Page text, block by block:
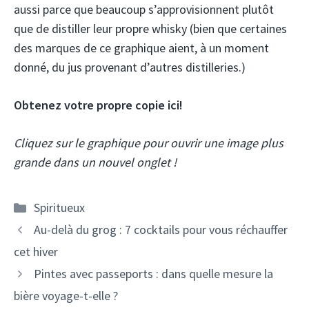
aussi parce que beaucoup s’approvisionnent plutôt
que de distiller leur propre whisky (bien que certaines
des marques de ce graphique aient, à un moment
donné, du jus provenant d’autres distilleries.)
Obtenez votre propre copie ici!
Cliquez sur le graphique pour ouvrir une image plus
grande dans un nouvel onglet !
Catégories
Spiritueux
Navigation
des
Au-delà du grog : 7 cocktails pour vous réchauffer
cet hiver
Pintes avec passeports : dans quelle mesure la
bière voyage-t-elle ?